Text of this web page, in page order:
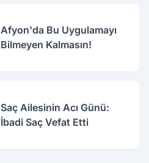
Afyon'da Bu Uygulamayı
Bilmeyen Kalmasın!
Saç Ailesinin Acı Günü:
İbadi Saç Vefat Etti